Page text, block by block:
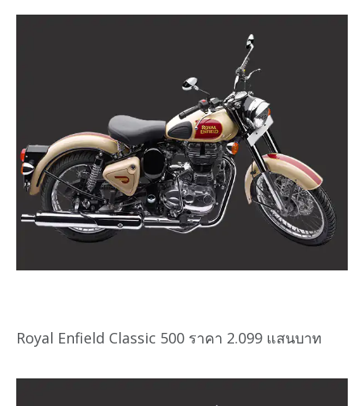
Royal Enfield Classic 500 ราคา 2.099 แสนบาท